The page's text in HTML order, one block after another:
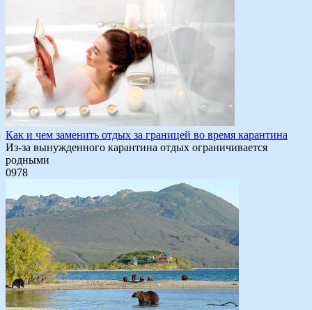
Как и чем заменить отдых за границей во время карантина
Из-за вынужденного карантина отдых ограничивается
родными
0978